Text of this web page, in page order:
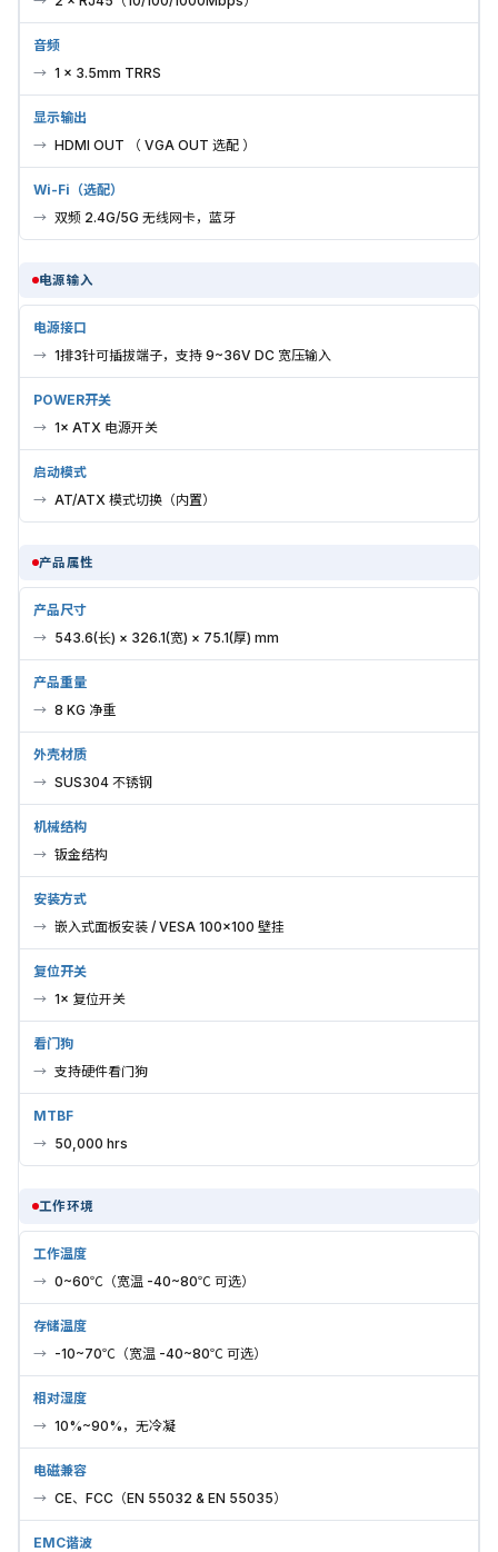
音频
1 × 3.5mm TRRS
显示输出
HDMI OUT （ VGA OUT 选配 ）
Wi-Fi（选配）
双频 2.4G/5G 无线网卡，蓝牙
电源输入
电源接口
1排3针可插拔端子，支持 9~36V DC 宽压输入
POWER开关
1× ATX 电源开关
启动模式
AT/ATX 模式切换（内置）
产品属性
产品尺寸
543.6(长) × 326.1(宽) × 75.1(厚) mm
产品重量
8 KG 净重
外壳材质
SUS304 不锈钢
机械结构
钣金结构
安装方式
嵌入式面板安装 / VESA 100×100 壁挂
复位开关
1× 复位开关
看门狗
支持硬件看门狗
MTBF
50,000 hrs
工作环境
工作温度
0~60℃（宽温 -40~80℃ 可选）
存储温度
-10~70℃（宽温 -40~80℃ 可选）
相对湿度
10%~90%，无冷凝
电磁兼容
CE、FCC（EN 55032 & EN 55035）
EMC谐波